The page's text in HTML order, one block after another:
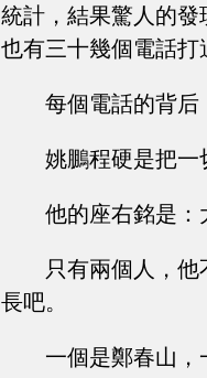
統計，結果驚人的發
也有三十幾個電話
每個電話的背后
姚鵬程硬是把一
他的座右銘是：
只有兩個人，
長吧。
一個是鄭春山，